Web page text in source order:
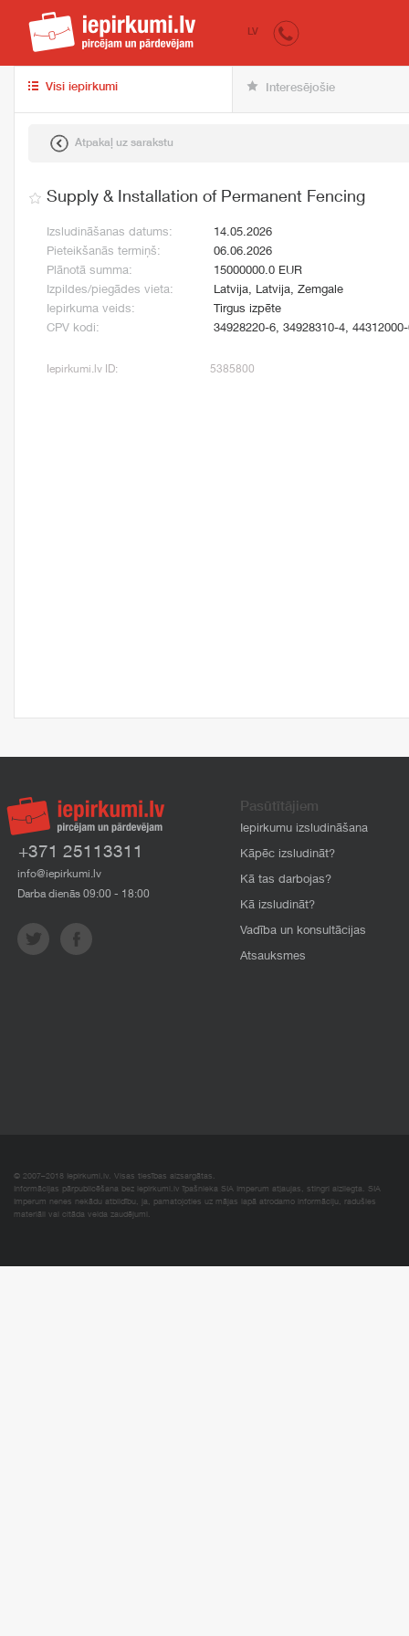
iepirkumi.lv
LV
Visi iepirkumi Interesējošie
Atpakaļ uz sarakstu
Supply & Installation of Permanent Fencing
Izsludināšanas datums:
14.05.2026
Pieteikšanās termiņš:
06.06.2026
Plānotā summa:
15000000.0 EUR
Izpildes/piegādes vieta:
Latvija, Latvija, Zemgale
Iepirkuma veids:
Tirgus izpēte
CPV kodi:
34928220-6, 34928310-4,
Iepirkumi.lv ID: 5385800
+371 25113311
info@iepirkumi.lv
Darba dienās 09:00 - 18:00
Pasūtītājiem
Iepirkumu izsludināšana
Kāpēc izsludināt?
Kā tas darbojas?
Kā izsludināt?
Vadība un konsultācijas
Atsauksmes
© 2007–2018 Iepirkumi.lv. Visas tiesības aizsargātas.
Informācijas pārpublicēšana bez iepirkumi.lv īpašnieka SIA Imperum atļaujas, stingri aizliegta. SIA
Imperum nenes nekādu atbildību, ja, pamatojoties uz mājas lapā atrodamo informāciju, radušies
materiāli vai citāda veida zaudējumi.